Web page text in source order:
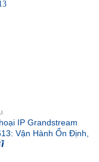
IP Grandstream
Vận Hành Ổn Định,